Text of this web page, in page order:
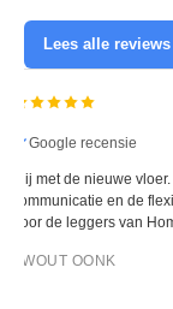
Lees alle
Google recensie
Blij met de nieuwe
communicatie en de
door de leggers van
EWOUT OONK